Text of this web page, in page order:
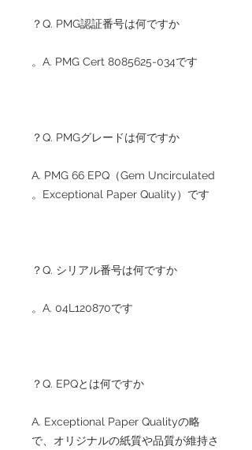
Q. PMG認証番号は何ですか？
A. PMG Cert 8085625-034です。
Q. PMGグレードは何ですか？
A. PMG 66 EPQ（Gem Uncirculated
Exceptional Paper Quality）です。
Q. シリアル番号は何ですか？
A. 04L120870です。
Q. EPQとは何ですか？
A. Exceptional Paper Qualityの略
で、オリジナルの紙質や品質が維持さ